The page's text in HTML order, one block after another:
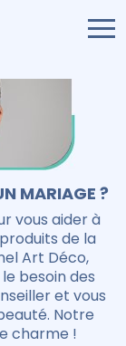
MARIAGE ?
vous aider à
de la
Art Déco,
besoin des
et vous
Notre
charme !